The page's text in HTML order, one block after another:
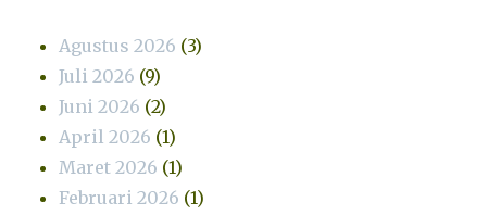
Agustus 2026 (3)
Juli 2026 (9)
Juni 2026 (2)
April 2026 (1)
Maret 2026 (1)
Februari 2026 (1)